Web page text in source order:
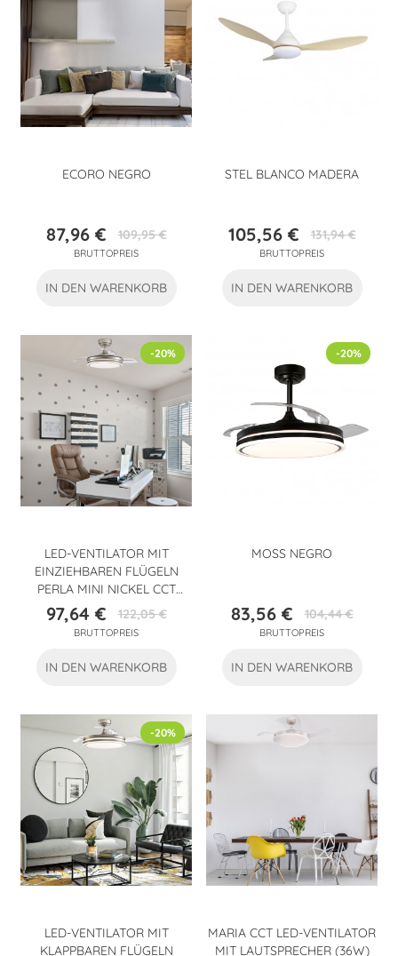
ECORO NEGRO
Preis
87,96 €Verkaufspreis
109,95 €
BRUTTOPREIS
IN DEN WARENKORB
STEL BLANCO MADERA
Preis
105,56 €Verkaufspreis
131,94 €
BRUTTOPREIS
IN DEN WARENKORB
LED-VENTILATOR MIT
EINZIEHBAREN FLÜGELN
PERLA MINI NICKEL CCT
(35W)
Preis
97,64 €Verkaufspreis
122,05 €
BRUTTOPREIS
-20%
IN DEN WARENKORB
MOSS NEGRO
Preis
83,56 €Verkaufspreis
104,44 €
BRUTTOPREIS
-20%
IN DEN WARENKORB
LED-VENTILATOR MIT
KLAPPBAREN FLÜGELN
-20%
MARIA CCT LED-VENTILATOR
MIT LAUTSPRECHER (36W)